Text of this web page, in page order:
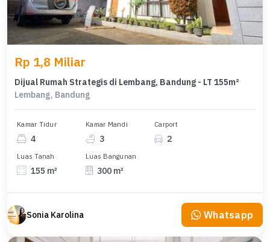
Rp 1,8 Miliar
Dijual Rumah Strategis di Lembang, Bandung - LT 155m²
Lembang, Bandung
Kamar Tidur
4
Kamar Mandi
3
Carport
2
Luas Tanah
155 m²
Luas Bangunan
300 m²
Sonia Karolina Whatsapp